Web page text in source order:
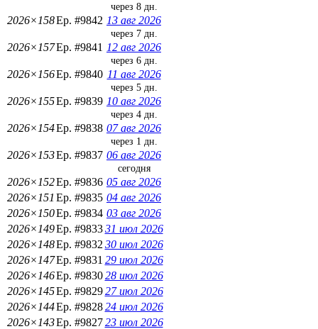
через 8 дн.
2026×158Ep. #9842 13 авг 2026
через 7 дн.
2026×157Ep. #9841 12 авг 2026
через 6 дн.
2026×156Ep. #9840 11 авг 2026
через 5 дн.
2026×155Ep. #9839 10 авг 2026
через 4 дн.
2026×154Ep. #9838 07 авг 2026
через 1 дн.
2026×153Ep. #9837 06 авг 2026
сегодня
2026×152Ep. #9836 05 авг 2026
2026×151 Ep. #9835 04 авг 2026
2026×150Ep. #9834 03 авг 2026
2026×149Ep. #983331 июл 2026
2026×148Ep. #9832 30 июл 2026
2026×147Ep. #9831 29 июл 2026
2026×146Ep. #983028 июл 2026
2026×145Ep. #982927 июл 2026
2026×144Ep. #982824 июл 2026
2026×143Ep. #982723 июл 2026